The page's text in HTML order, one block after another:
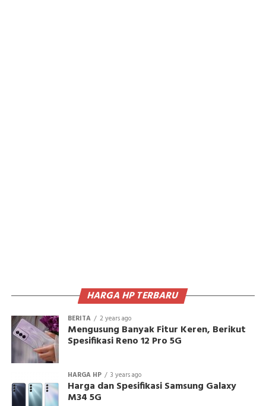
HARGA HP TERBARU
BERITA 2 years ago
Mengusung Banyak Fitur Keren, Berikut
Spesifikasi Reno 12 Pro 5G
HARGA HP 3 years ago
Harga dan Spesifikasi Samsung Galaxy
M34 5G